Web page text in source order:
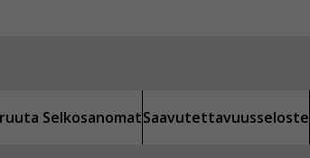
SelkosanomatSaavutettavuusseloste